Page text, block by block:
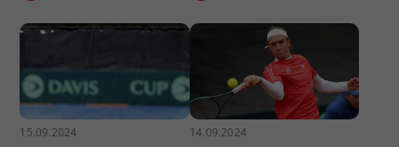
15.09.2024 14.09.2024